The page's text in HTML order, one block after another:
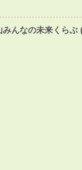
みんなの未来くらぶ